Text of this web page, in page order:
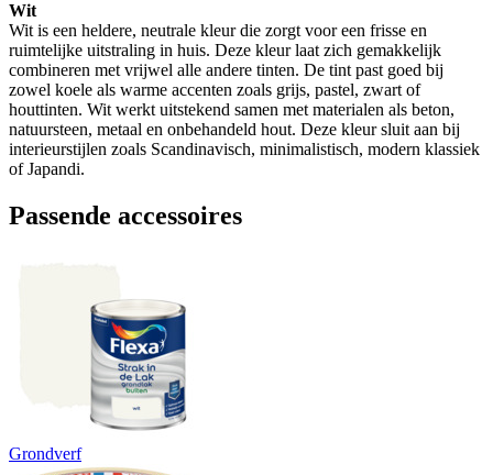
Wit
Wit is een heldere, neutrale kleur die zorgt voor een frisse en
ruimtelijke uitstraling in huis. Deze kleur laat zich gemakkelijk
combineren met vrijwel alle andere tinten. De tint past goed bij
zowel koele als warme accenten zoals grijs, pastel, zwart of
houttinten. Wit werkt uitstekend samen met materialen als beton,
natuursteen, metaal en onbehandeld hout. Deze kleur sluit aan bij
interieurstijlen zoals Scandinavisch, minimalistisch, modern klassiek
of Japandi.
Passende accessoires
Grondverf